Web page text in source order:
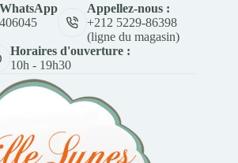
Appellez-nous :
+212 5229-86398
(ligne du magasin)
Horaires d'ouverture :
10h - 19h30